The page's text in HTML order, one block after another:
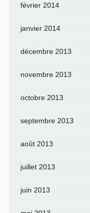
février 2014
janvier 2014
décembre 2013
novembre 2013
octobre 2013
septembre 2013
août 2013
juillet 2013
juin 2013